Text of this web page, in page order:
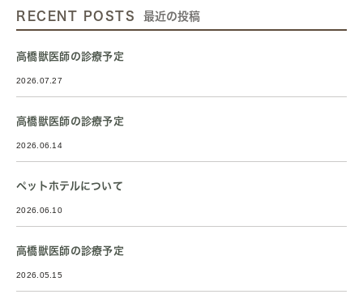
RECENT POSTS 最近の投稿
高橋獣医師の診療予定
2026.07.27
高橋獣医師の診療予定
2026.06.14
ペットホテルについて
2026.06.10
高橋獣医師の診療予定
2026.05.15